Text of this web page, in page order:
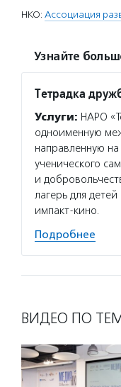
НКО: Ассоциация
Узнайте
Тетрадка
Услуги: НАРО
одноименную
направленную на
ученического
и
лагерь для
импакт-кино.
Подробнее
ВИДЕО ПО